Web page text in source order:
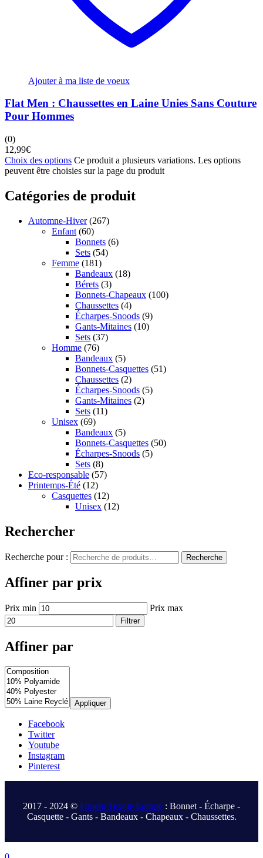
Ajouter à ma liste de voeux
Flat Men : Chaussettes en Laine Unies Sans Couture
Pour Hommes
(0)
12,99€
Choix des options Ce produit a plusieurs variations. Les options
peuvent être choisies sur la page du produit
Catégories de produit
Automne-Hiver (267)
Enfant (60)
Bonnets (6)
Sets (54)
Femme (181)
Bandeaux (18)
Bérets (3)
Bonnets-Chapeaux (100)
Chaussettes (4)
Écharpes-Snoods (9)
Gants-Mitaines (10)
Sets (37)
Homme (76)
Bandeaux (5)
Bonnets-Casquettes (51)
Chaussettes (2)
Écharpes-Snoods (5)
Gants-Mitaines (2)
Sets (11)
Unisex (69)
Bandeaux (5)
Bonnets-Casquettes (50)
Écharpes-Snoods (5)
Sets (8)
Eco-responsable (57)
Printemps-Été (12)
Casquettes (12)
Unisex (12)
Rechercher
Recherche pour : Recherche
Affiner par prix
Prix min Prix max
Filtrer
Affiner par
Appliquer
Facebook
Twitter
Youtube
Instagram
Pinterest
.
2017 - 2024 © Fonem Textile Europe : Bonnet - Écharpe -
Casquette - Gants - Bandeaux - Chapeaux - Chaussettes.
.